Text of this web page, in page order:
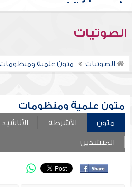
الصوتيات
الصوتيات متون علمية ومنظومات
متون علمية ومنظومات
متون الأشرطة
المنشدين